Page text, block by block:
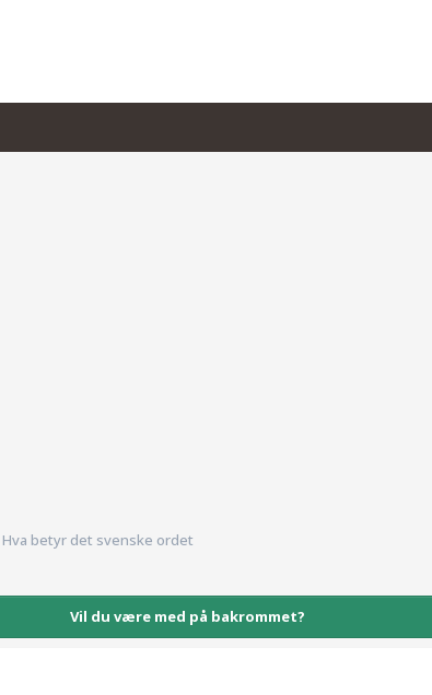
Hva betyr det svenske ordet
Vil du være med på bakrommet?